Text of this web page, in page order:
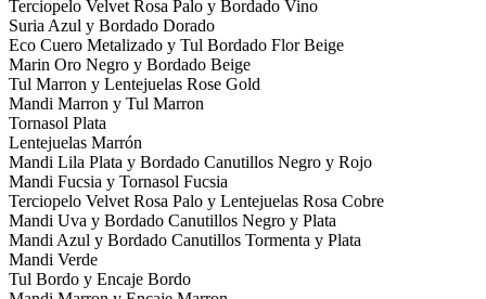
Terciopelo Velvet Rosa Palo y Bordado Vino
Suria Azul y Bordado Dorado
Eco Cuero Metalizado y Tul Bordado Flor Beige
Marin Oro Negro y Bordado Beige
Tul Marron y Lentejuelas Rose Gold
Mandi Marron y Tul Marron
Tornasol Plata
Lentejuelas Marrón
Mandi Lila Plata y Bordado Canutillos Negro y Rojo
Mandi Fucsia y Tornasol Fucsia
Terciopelo Velvet Rosa Palo y Lentejuelas Rosa Cobre
Mandi Uva y Bordado Canutillos Negro y Plata
Mandi Azul y Bordado Canutillos Tormenta y Plata
Mandi Verde
Tul Bordo y Encaje Bordo